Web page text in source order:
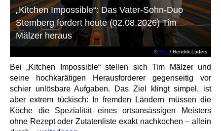
©RTL / Hendrik Lüders
„Kitchen Impossible“: Das Vater-Sohn-Duo
Stemberg fordert heute (02.08.2026) Tim
Mälzer heraus
Bei „Kitchen Impossible“ stellen sich Tim Mälzer und
seine hochkarätigen Herausforderer gegenseitig vor
schier unlösbare Aufgaben. Das Ziel klingt simpel, ist
aber extrem tückisch: In fremden Ländern müssen die
Köche die Spezialität eines ortsansässigen Meisters
ohne Rezept oder Zutatenliste exakt nachkochen – allein